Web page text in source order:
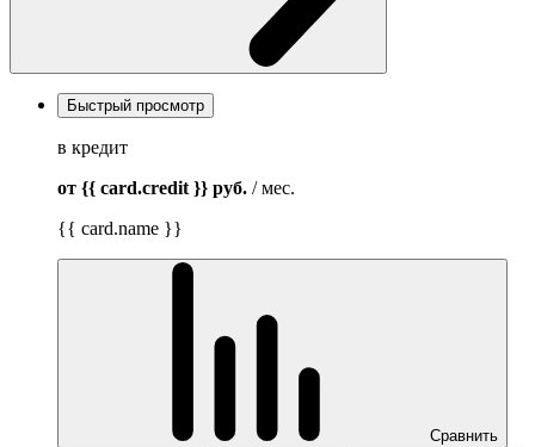
Быстрый просмотр
в кредит
от {{ card.credit }} руб. / мес.
{{ card.name }}
Сравнить